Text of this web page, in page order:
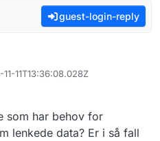
guest-login-reply
11T13:36:08.028Z
som har behov for
lenkede data? Er i så fall